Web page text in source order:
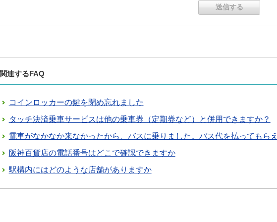
関連するFAQ
コインロッカーの鍵を閉め忘れました
タッチ決済乗車サービスは他の乗車券（定期券など）と併用できますか？
電車がなかなか来なかったから、バスに乗りました。バス代を払ってもら
阪神百貨店の電話番号はどこで確認できますか
駅構内にはどのような店舗がありますか